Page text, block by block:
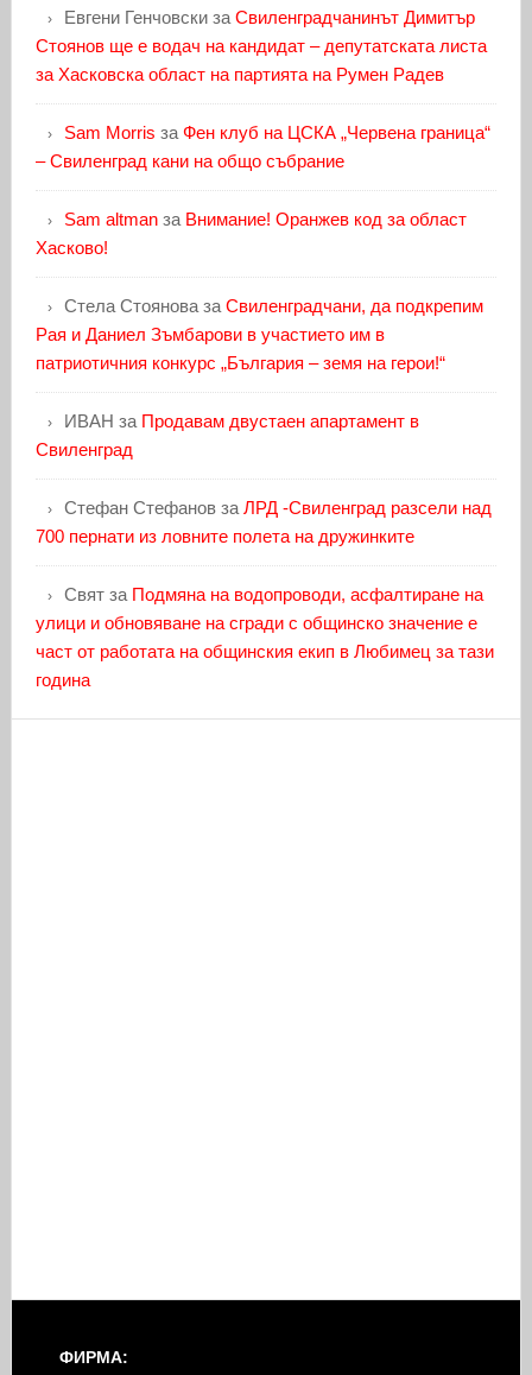
Евгени Генчовскиза Свиленградчанинът Димитър
Стоянов ще е водач на кандидат – депутатската листа
за Хасковска област на партията на Румен Радев
Sam Morris за Фен клуб на ЦСКА „Червена граница“
– Свиленград кани на общо събрание
Sam altmanза Внимание! Оранжев код за област
Хасково!
Стела Стояноваза Свиленградчани, да подкрепим
Рая и Даниел Зъмбарови в участието им в
патриотичния конкурс „България – земя на герои!“
ИВАН за Продавам двустаен апартамент в
Свиленград
Стефан Стефановза ЛРД -Свиленград разсели над
700 пернати из ловните полета на дружинките
Святза Подмяна на водопроводи, асфалтиране на
улици и обновяване на сгради с общинско значение е
част от работата на общинския екип в Любимец за тази
година
ФИРМА: